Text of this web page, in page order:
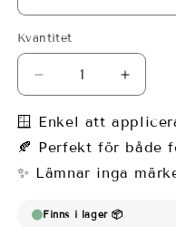
Kvantitet
Minska
kvantitet
för
Fönsterfilm
färgglatt
mönster
Öka
kvantitet
för
🪟 Enkel att
🍂 Perfekt för både
✨ Lämnar inga
Finns i lager 📦